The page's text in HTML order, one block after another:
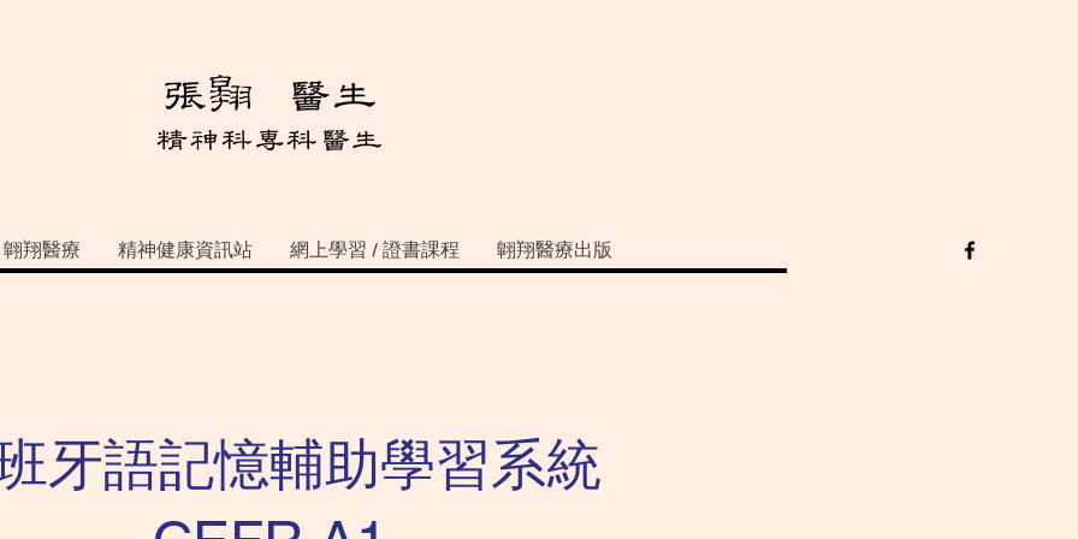
翺翔醫療 精神健康資訊站 網上學習 / 證書課程 翺翔醫療出版
牙語記憶輔助學習系統